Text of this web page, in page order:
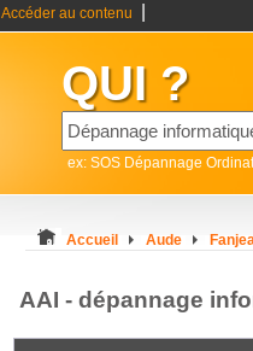
Accéder au contenu
QUI ?
ex: SOS Dépannage
Accueil Aude
AAI - dépannage